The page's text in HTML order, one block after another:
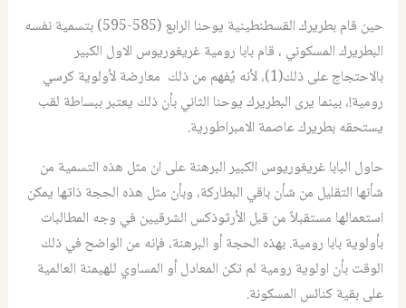
حين قام بطريرك القسطنطينية يوحنا الرابع (585-595) بتسمية نفسه
البطريرك المسكوني ، قام بابا رومية غريغوريوس الاول الكبير
بالاحتجاج على ذلك(1)، لأنه يُفهم من ذلك معارضة لأولوية كرسي
رومية!، بينما يرى البطريرك يوحنا الثاني بأن ذلك يعتبر ببساطة لقب
يستحقه بطريرك عاصمة الامبراطورية.
حاول البابا غريغوريوس الكبير البرهنة على ان مثل هذه التسمية من
شأنها التقليل من شأن باقي البطاركة، وبأن مثل هذه الحجة ذاتها يمكن
استعمالها مستقبلاً من قبل الأرثوذكس الشرقيين في وجه المطالبات
بأولوية بابا رومية. بهذه الحجة أو البرهنة، فإنه من الواضح في ذلك
الوقت بأن اولوية رومية لم تكن المعادل أو المساوي للهيمنة العالمية
على بقية كنائس المسكونة.